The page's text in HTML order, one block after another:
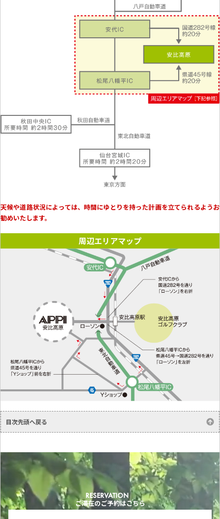
天候や道路状況によっては、時間にゆとりを持った計画を立てられるようお
勧めいたします。
周辺エリアマップ
目次先頭へ戻る
RESERVATION
ご滞在のご予約はこちら